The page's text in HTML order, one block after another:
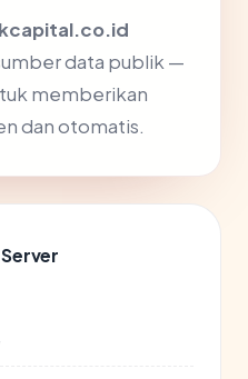
data publik —
memberikan
dan otomatis.